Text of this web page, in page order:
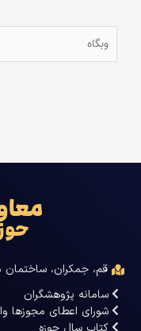
وبگاه
قم، جمکران، ساختمان
سامانه پژوهشگران
شورای اعطای مجوزها